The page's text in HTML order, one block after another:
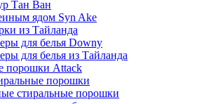
Тан Ван
ядом Syn Ake
из Тайланда
для белья Downy
для белья из Тайланда
порошки Attack
порошки
стиральные порошки